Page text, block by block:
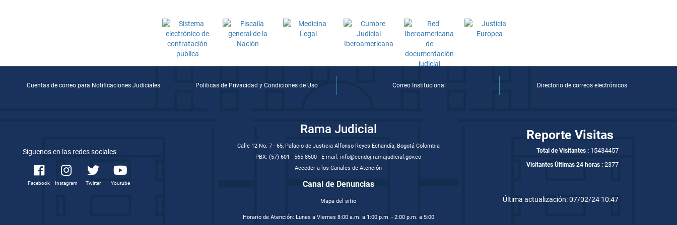
Cuentas de correo para Notificaciones Judiciales Politicas de Privacidad y Condiciones de Uso Correo Institucional Directorio de correos electrónicos
Síguenos en las redes sociales
Facebook Instagram Twitter Youtube
Rama Judicial
Calle 12 No. 7 - 65, Palacio de Justicia Alfonso Reyes Echandía, Bogotá Colombia
PBX: (57) 601 - 565 8500 - E-mail: info@cendoj.ramajudicial.gov.co
Acceder a los Canales de Atención
Canal de Denuncias
Mapa del sitio
Horario de Atención: Lunes a Viernes 8:00 a.m. a 1:00 p.m. - 2:00 p.m. a 5:00
Reporte Visitas
Total de Visitantes : 15434457
Visitantes Últimas 24 horas : 2377
Última actualización: 07/02/24 10:47